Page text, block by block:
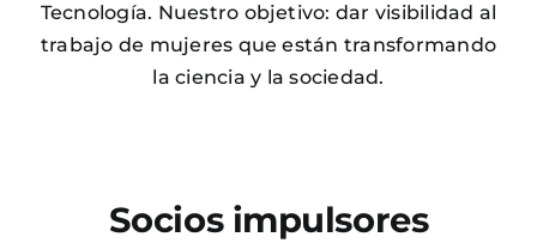
Tecnología. Nuestro objetivo: dar visibilidad al
trabajo de mujeres que están transformando
la ciencia y la sociedad.
Socios impulsores